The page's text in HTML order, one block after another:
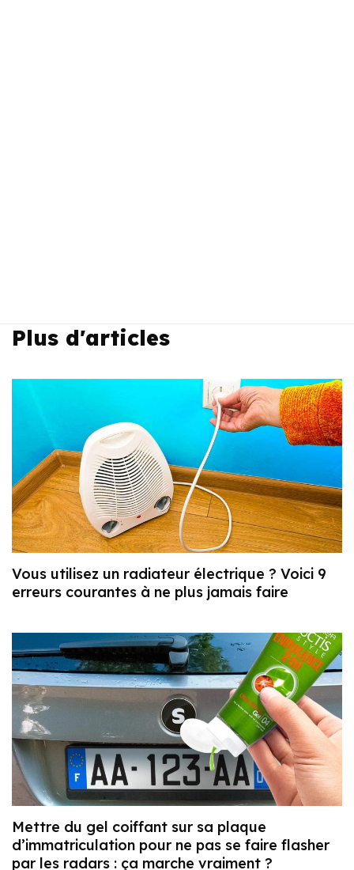
Plus d'articles
Vous utilisez un radiateur électrique ? Voici 9
erreurs courantes à ne plus jamais faire
Mettre du gel coiffant sur sa plaque
d’immatriculation pour ne pas se faire flasher
par les radars : ça marche vraiment ?